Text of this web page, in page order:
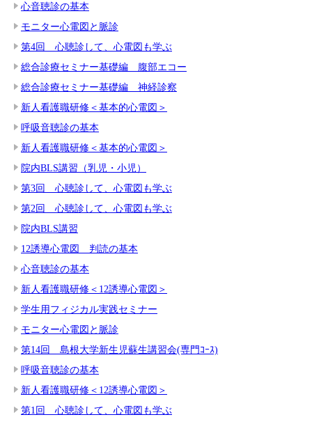
心音聴診の基本
モニター心電図と脈診
第4回 心聴診して、心電図も学ぶ
総合診療セミナー基礎編 腹部エコー
総合診療セミナー基礎編 神経診察
新人看護職研修＜基本的心電図＞
呼吸音聴診の基本
新人看護職研修＜基本的心電図＞
院内BLS講習（乳児・小児）
第3回 心聴診して、心電図も学ぶ
第2回 心聴診して、心電図も学ぶ
院内BLS講習
12誘導心電図 判読の基本
心音聴診の基本
新人看護職研修＜12誘導心電図＞
学生用フィジカル実践セミナー
モニター心電図と脈診
第14回 島根大学新生児蘇生講習会(専門ｺｰｽ)
呼吸音聴診の基本
新人看護職研修＜12誘導心電図＞
第1回 心聴診して、心電図も学ぶ